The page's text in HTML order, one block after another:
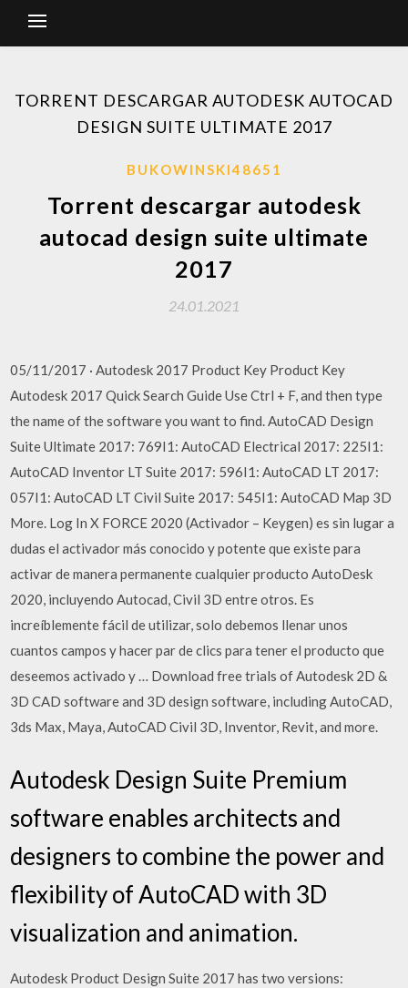
TORRENT DESCARGAR AUTODESK AUTOCAD
DESIGN SUITE ULTIMATE 2017
BUKOWINSKI48651
Torrent descargar autodesk
autocad design suite ultimate
2017
24.01.2021
05/11/2017 · Autodesk 2017 Product Key Product Key
Autodesk 2017 Quick Search Guide Use Ctrl + F, and then type
the name of the software you want to find. AutoCAD Design
Suite Ultimate 2017: 769I1: AutoCAD Electrical 2017: 225I1:
AutoCAD Inventor LT Suite 2017: 596I1: AutoCAD LT 2017:
057I1: AutoCAD LT Civil Suite 2017: 545I1: AutoCAD Map 3D
More. Log In X FORCE 2020 (Activador – Keygen) es sin lugar a
dudas el activador más conocido y potente que existe para
activar de manera permanente cualquier producto AutoDesk
2020, incluyendo Autocad, Civil 3D entre otros. Es
increíblemente fácil de utilizar, solo debemos llenar unos
cuantos campos y hacer par de clics para tener el producto que
deseemos activado y … Download free trials of Autodesk 2D &
3D CAD software and 3D design software, including AutoCAD,
3ds Max, Maya, AutoCAD Civil 3D, Inventor, Revit, and more.
Autodesk Design Suite Premium
software enables architects and
designers to combine the power and
flexibility of AutoCAD with 3D
visualization and animation.
Autodesk Product Design Suite 2017 has two versions: